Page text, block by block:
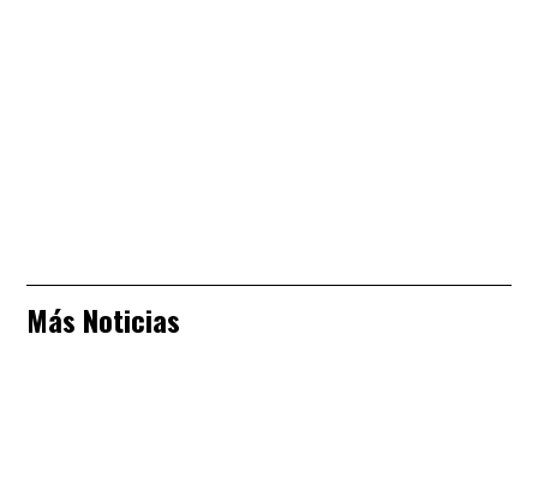
Más Noticias